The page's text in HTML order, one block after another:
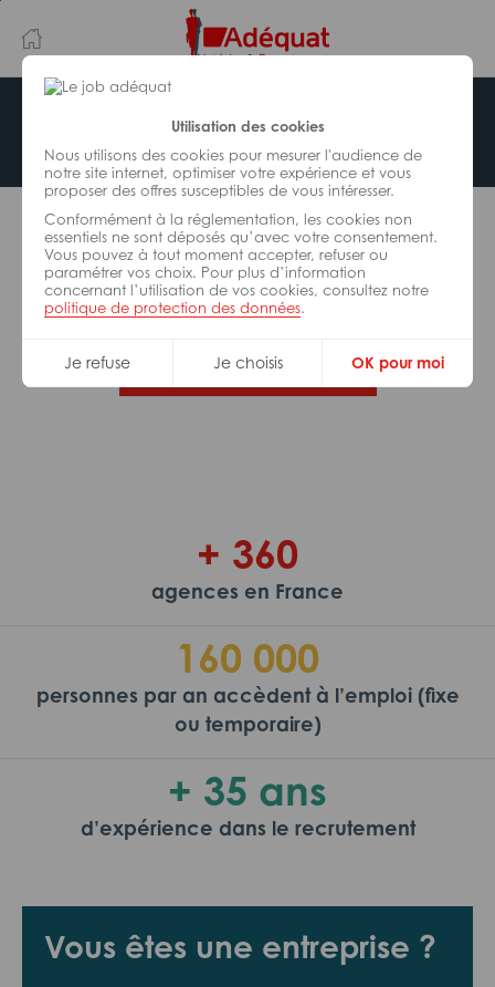
Utilisation des cookies
Nous utilisons des cookies pour mesurer l'audience de
notre site internet, optimiser votre expérience et vous
proposer des offres susceptibles de vous intéresser.
Conformément à la réglementation, les cookies non
essentiels ne sont déposés qu’avec votre consentement.
Vous pouvez à tout moment accepter, refuser ou
paramétrer vos choix. Pour plus d’information
concernant l’utilisation de vos cookies, consultez notre
politique de protection des données.
Je refuse Je choisis OK pour moi
au
contenu
principal
navigation
Offre indisponible
L’offre d’emploi que vous tentez de consulter n’est
plus disponible.
De nombreuses autres missions peuvent vous
correspondre, consultez toutes nos offres.
Trouvez votre job Adéquat !
Vous êtes une entreprise ?
+ 360
agences en France
160 000
personnes par an accèdent à l’emploi (fixe
ou temporaire)
+ 35 ans
d’expérience dans le recrutement